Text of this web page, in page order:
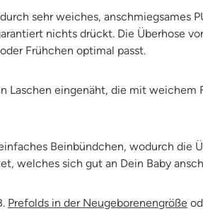
sehr weiches, anschmiegsames
nichts drückt. Die Überhose
Frühchen optimal passt.
Laschen eingenäht, die mit
Beinbündchen, wodurch
welches sich gut an Dein Baby
Prefolds in der Neugeborenengröße